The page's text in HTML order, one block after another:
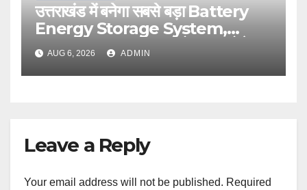
उत्तराखंड में बनेगा सबसे बड़ा Battery
Energy Storage System,
UJVNL लगाएगा 352 करोड़ का प्रोजेक्ट
AUG 6, 2026 ADMIN
Leave a Reply
Your email address will not be published. Required